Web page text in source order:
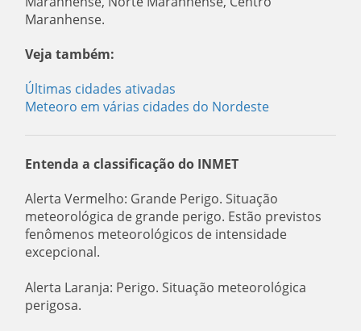
Maranhense.
Veja também:
Últimas cidades ativadas
Meteoro em várias cidades do Nordeste
Entenda a classificação do INMET
Alerta Vermelho: Grande Perigo. Situação
meteorológica de grande perigo. Estão previstos
fenômenos meteorológicos de intensidade
excepcional.
Alerta Laranja: Perigo. Situação meteorológica
perigosa.